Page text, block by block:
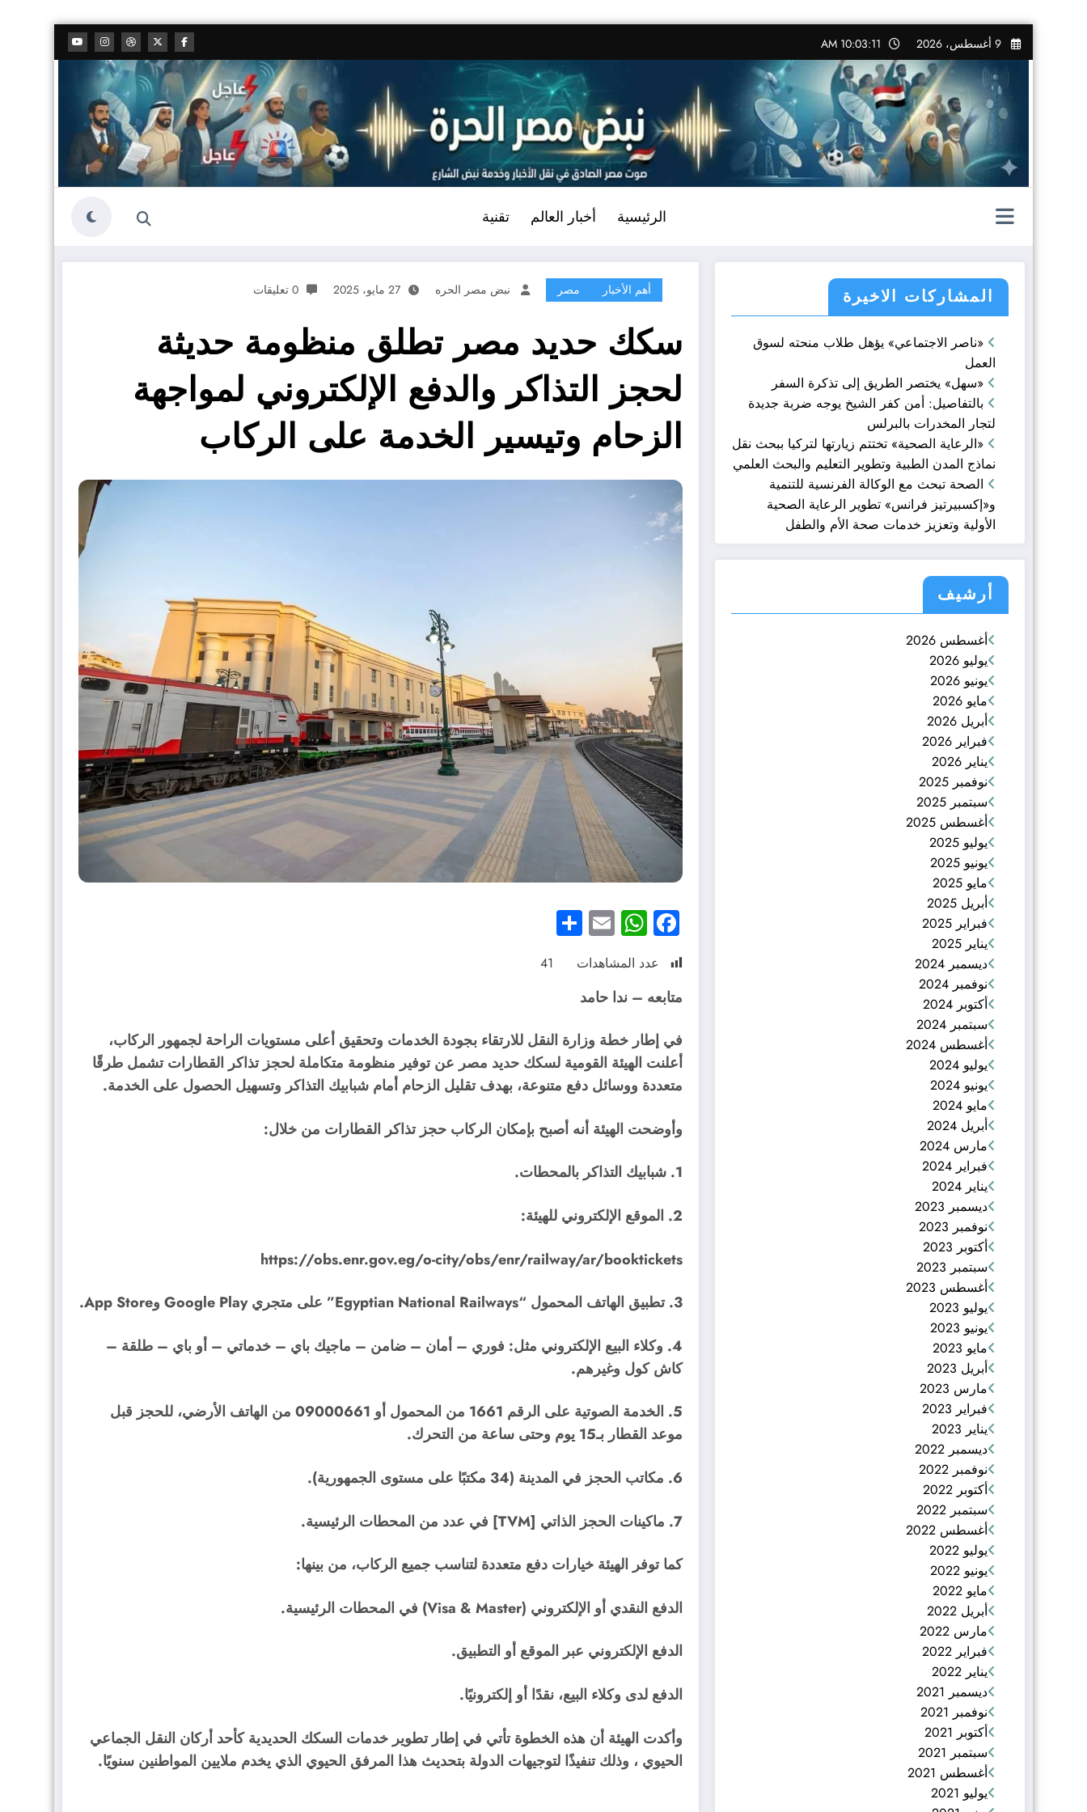
التجاوز
إلى
المحتوى
9 أغسطس، 2026 10:03:12 AM
الرئيسية أخبار العالم تقنية
المشاركات الاخيرة
«ناصر الاجتماعي» يؤهل طلاب منحته لسوق
العمل
«سهل» يختصر الطريق إلى تذكرة السفر
بالتفاصيل: أمن كفر الشيخ يوجه ضربة جديدة
لتجار المخدرات بالبرلس
«الرعاية الصحية» تختتم زيارتها لتركيا ببحث نقل
نماذج المدن الطبية وتطوير التعليم والبحث العلمي
الصحة تبحث مع الوكالة الفرنسية للتنمية
و«إكسبيرتيز فرانس» تطوير الرعاية الصحية
الأولية وتعزيز خدمات صحة الأم والطفل
أرشيف
أغسطس 2026
يوليو 2026
يونيو 2026
مايو 2026
أبريل 2026
فبراير 2026
يناير 2026
نوفمبر 2025
سبتمبر 2025
أغسطس 2025
يوليو 2025
يونيو 2025
مايو 2025
أبريل 2025
فبراير 2025
يناير 2025
ديسمبر 2024
نوفمبر 2024
أكتوبر 2024
سبتمبر 2024
أغسطس 2024
يوليو 2024
يونيو 2024
مايو 2024
أبريل 2024
مارس 2024
فبراير 2024
يناير 2024
ديسمبر 2023
نوفمبر 2023
أكتوبر 2023
سبتمبر 2023
أغسطس 2023
يوليو 2023
يونيو 2023
مايو 2023
أبريل 2023
مارس 2023
فبراير 2023
يناير 2023
ديسمبر 2022
نوفمبر 2022
أكتوبر 2022
سبتمبر 2022
أغسطس 2022
يوليو 2022
يونيو 2022
مايو 2022
أبريل 2022
مارس 2022
فبراير 2022
يناير 2022
ديسمبر 2021
نوفمبر 2021
أكتوبر 2021
سبتمبر 2021
أغسطس 2021
يوليو 2021
أهم الأخبار مصر نبض مصر الحره 27 مايو، 2025 0 تعليقات
سكك حديد مصر تطلق منظومة حديثة
لحجز التذاكر والدفع الإلكتروني لمواجهة
الزحام وتيسير الخدمة على الركاب
Facebook
WhatsApp
Email
عدد المشاهدات 41
متابعه – ندا حامد
في إطار خطة وزارة النقل للارتقاء بجودة الخدمات وتحقيق أعلى مستويات الراحة لجمهور الركاب،
أعلنت الهيئة القومية لسكك حديد مصر عن توفير منظومة متكاملة لحجز تذاكر القطارات تشمل طرقًا
متعددة ووسائل دفع متنوعة، بهدف تقليل الزحام أمام شبابيك التذاكر وتسهيل الحصول على الخدمة.
وأوضحت الهيئة أنه أصبح بإمكان الركاب حجز تذاكر القطارات من خلال:
1. شبابيك التذاكر بالمحطات.
2. الموقع الإلكتروني للهيئة:
https://obs.enr.gov.eg/o-city/obs/enr/railway/ar/booktickets
3. تطبيق الهاتف المحمول “Egyptian National Railways” على متجري Google Play وApp Store.
4. وكلاء البيع الإلكتروني مثل: فوري – أمان – ضامن – ماجيك باي – خدماتي – أو باي – طلقة –
كاش كول وغيرهم.
5. الخدمة الصوتية على الرقم 1661 من المحمول أو 09000661 من الهاتف الأرضي، للحجز قبل
موعد القطار بـ15 يوم وحتى ساعة من التحرك.
6. مكاتب الحجز في المدينة (34 مكتبًا على مستوى الجمهورية).
7. ماكينات الحجز الذاتي [TVM] في عدد من المحطات الرئيسية.
كما توفر الهيئة خيارات دفع متعددة لتناسب جميع الركاب، من بينها:
الدفع النقدي أو الإلكتروني (Visa & Master) في المحطات الرئيسية.
الدفع الإلكتروني عبر الموقع أو التطبيق.
الدفع لدى وكلاء البيع، نقدًا أو إلكترونيًا.
وأكدت الهيئة أن هذه الخطوة تأتي في إطار تطوير خدمات السكك الحديدية كأحد أركان النقل الجماعي
الحيوي ، وذلك تنفيذًا لتوجيهات الدولة بتحديث هذا المرفق الحيوي الذي يخدم ملايين المواطنين سنويًا.